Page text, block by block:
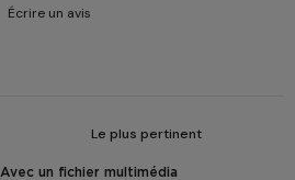
Écrire un avis
Avec un fichier multimédia